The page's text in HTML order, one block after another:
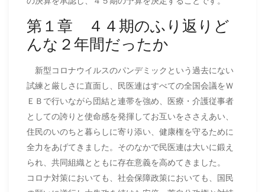
第１章 ４４期のふり返りど
んな２年間だったか
新型コロナウイルスのパンデミックという過去にない
試練と厳しさに直面し、民医連はすべての全国会議をＷ
ＥＢで行いながら団結と連帯を強め、医療・介護従事者
としての誇りと使命感を発揮してお互いをささえあい、
住民のいのちと暮らしに寄り添い、健康権を守るために
全力をあげてきました。そのなかで民医連は大いに鍛え
られ、共同組織とともに存在意義を高めてきました。
コロナ対策においても、社会保障政策においても、国民